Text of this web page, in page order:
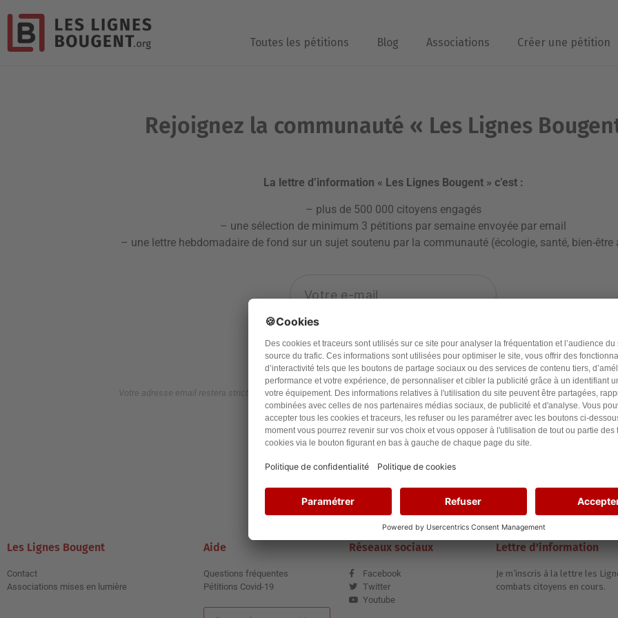
Toutes les pétitions Blog Associations Créer une pétition
Rejoignez la communauté « Les Lignes
La lettre d’information « Les Lignes Bougent » c’est :
– plus de 500 000 citoyens engagés
– une sélection de minimum 3 pétitions par semaine envoyée par email
– une lettre hebdomadaire de fond sur un sujet soutenu par la communauté (écologie, santé, bien-être
Votre adresse email restera strictement confidentielle et ne sera jamais échangée. Pour consulter notre politique de
A tout bientôt,
Julien de l’équipe Les Lignes Bougent
Les Lignes Bougent
Contact
Associations mises en lumière
Aide
Questions fréquentes
Pétitions Covid-19
Réseaux sociaux
Facebook
Twitter
Youtube
Lettre d'information
Je m’inscris à la lettre les
combats citoyens en cours.